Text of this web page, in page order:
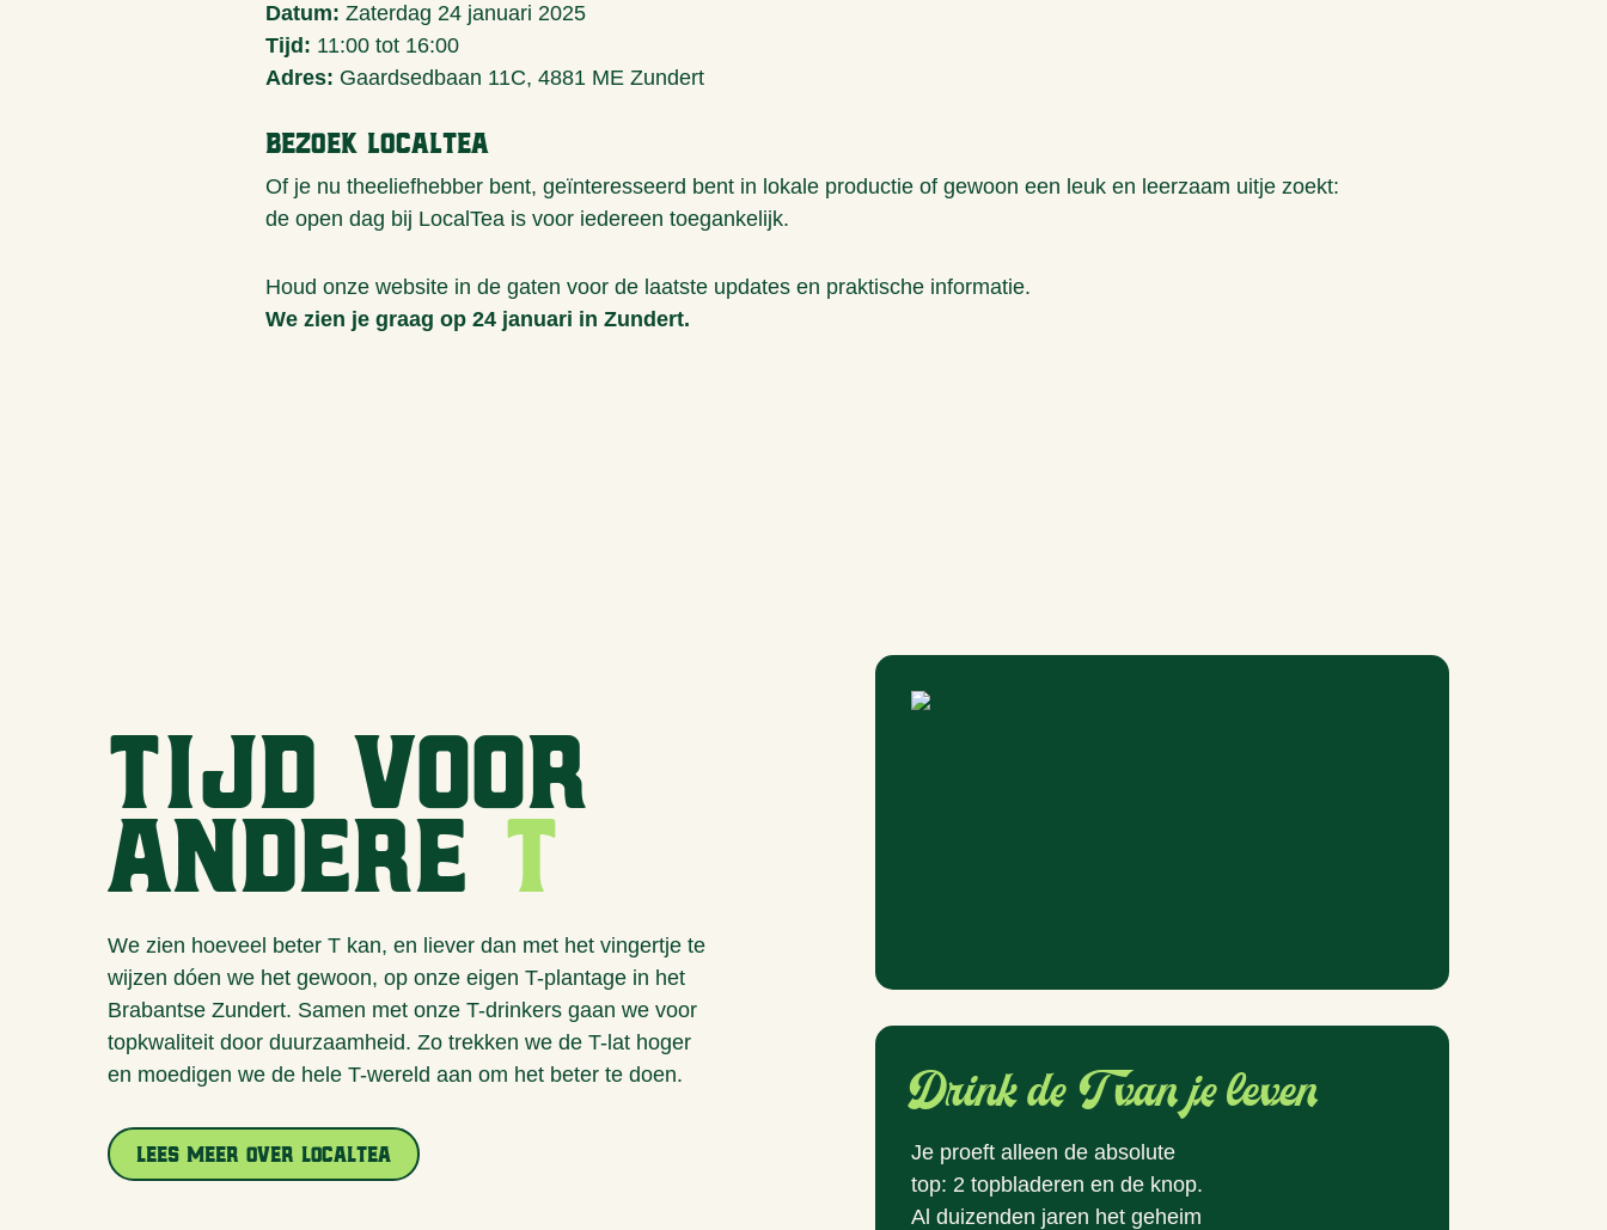
Datum: Zaterdag 24 januari 2025
Tijd: 11:00 tot 16:00
Adres: Gaardsedbaan 11C, 4881 ME Zundert
Bezoek LocalTea
Of je nu theeliefhebber bent, geïnteresseerd bent in lokale productie of gewoon een leuk en leerzaam uitje zoekt:
de open dag bij LocalTea is voor iedereen toegankelijk.
Houd onze website in de gaten voor de laatste updates en praktische informatie.
We zien je graag op 24 januari in Zundert.
Tijd voor
andereT
We zien hoeveel beter T kan, en liever dan met het vingertje te
wijzen dóen we het gewoon, op onze eigen T-plantage in het
Brabantse Zundert. Samen met onze T-drinkers gaan we voor
topkwaliteit door duurzaamheid. Zo trekken we de T-lat hoger
en moedigen we de hele T-wereld aan om het beter te doen.
Lees meer over LocalTea
Drink de T van je leven
Je proeft alleen de absolute
top: 2 topbladeren en de knop.
Al duizenden jaren het geheim